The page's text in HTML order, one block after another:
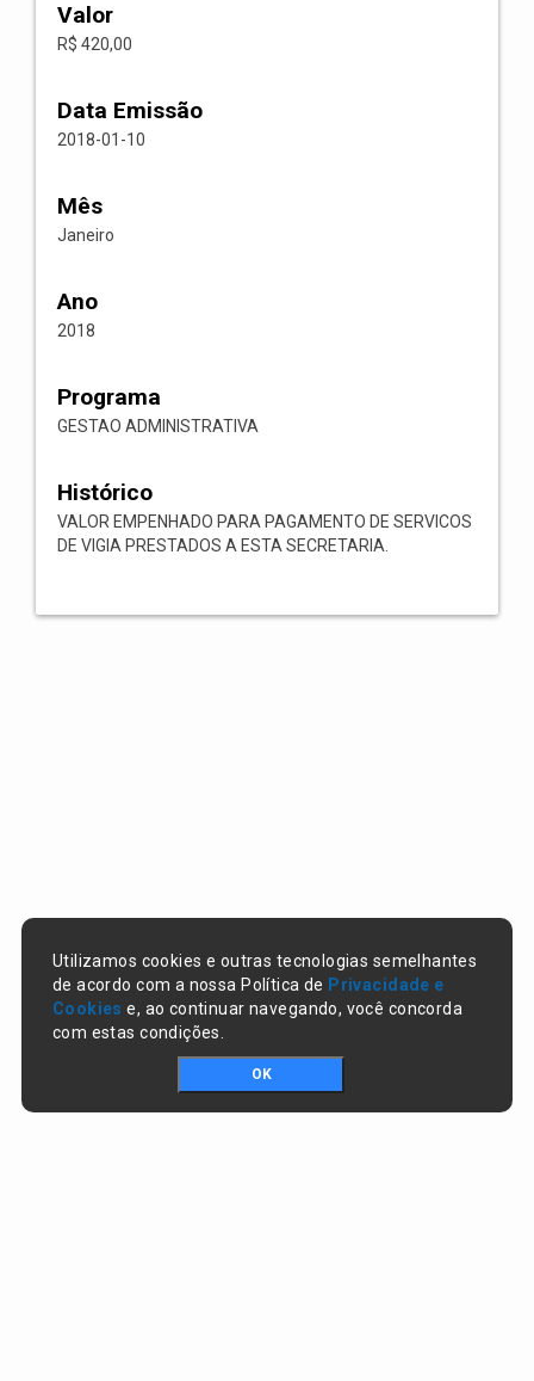
Valor
R$ 420,00
Data Emissão
2018-01-10
Mês
Janeiro
Ano
2018
Programa
GESTAO ADMINISTRATIVA
Histórico
VALOR EMPENHADO PARA PAGAMENTO DE SERVICOS
DE VIGIA PRESTADOS A ESTA SECRETARIA.
Utilizamos cookies e outras tecnologias semelhantes
de acordo com a nossa Política de Privacidade e
Cookies e, ao continuar navegando, você concorda
com estas condições.
OK